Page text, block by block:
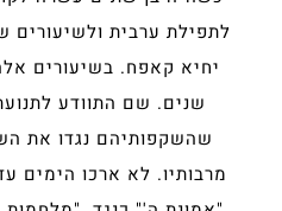
לתפילת ערבית ולשיעורים
יחיא קאפח. בשיעורים
שנים. שם התוודע
שהשקפותיהם נגדו את
מרבותיו. לא ארכו הימים